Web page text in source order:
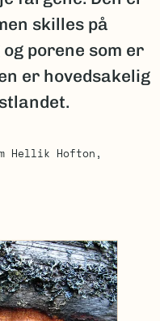
skilles på
porene som er
er hovedsakelig
Hellik Hofton